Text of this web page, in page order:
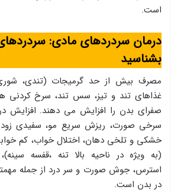
است.
درمان سردردهای مادی:
بشناسید
مصرف بیش از حد گرمیجات (تندی،
غذاهای تند و تیز، سس تند، سرخ کردنی
صفرای بدن را افزایش می دهند. افزایش
سرخی صورت، ریزش سریع مو، سفیدی
خشکی و تلخی دهان، اختلال خواب، کم
(به ویژه در ناحیه بالا تنه ،قفسه
استرس، جوش صورت و سر درد از جمله
در بدن است.